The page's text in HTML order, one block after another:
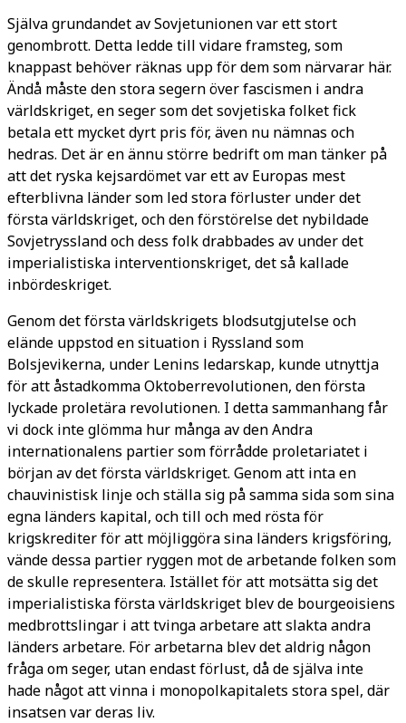
Själva grundandet av Sovjetunionen var ett stort
genombrott. Detta ledde till vidare framsteg, som
knappast behöver räknas upp för dem som närvarar här.
Ändå måste den stora segern över fascismen i andra
världskriget, en seger som det sovjetiska folket fick
betala ett mycket dyrt pris för, även nu nämnas och
hedras. Det är en ännu större bedrift om man tänker på
att det ryska kejsardömet var ett av Europas mest
efterblivna länder som led stora förluster under det
första världskriget, och den förstörelse det nybildade
Sovjetryssland och dess folk drabbades av under det
imperialistiska interventionskriget, det så kallade
inbördeskriget.
Genom det första världskrigets blodsutgjutelse och
elände uppstod en situation i Ryssland som
Bolsjevikerna, under Lenins ledarskap, kunde utnyttja
för att åstadkomma Oktoberrevolutionen, den första
lyckade proletära revolutionen. I detta sammanhang får
vi dock inte glömma hur många av den Andra
internationalens partier som förrådde proletariatet i
början av det första världskriget. Genom att inta en
chauvinistisk linje och ställa sig på samma sida som sina
egna länders kapital, och till och med rösta för
krigskrediter för att möjliggöra sina länders krigsföring,
vände dessa partier ryggen mot de arbetande folken som
de skulle representera. Istället för att motsätta sig det
imperialistiska första världskriget blev de bourgeoisiens
medbrottslingar i att tvinga arbetare att slakta andra
länders arbetare. För arbetarna blev det aldrig någon
fråga om seger, utan endast förlust, då de själva inte
hade något att vinna i monopolkapitalets stora spel, där
insatsen var deras liv.